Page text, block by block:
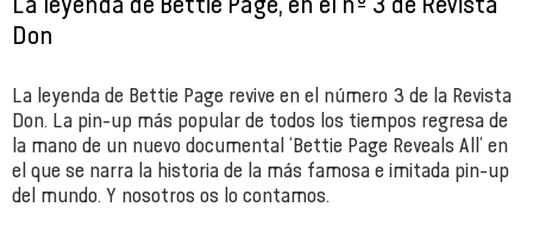
Don
La leyenda de Bettie Page revive en el número 3 de la Revista
Don. La pin-up más popular de todos los tiempos regresa de
la mano de un nuevo documental ‘Bettie Page Reveals All’ en
el que se narra la historia de la más famosa e imitada pin-up
del mundo. Y nosotros os lo contamos.